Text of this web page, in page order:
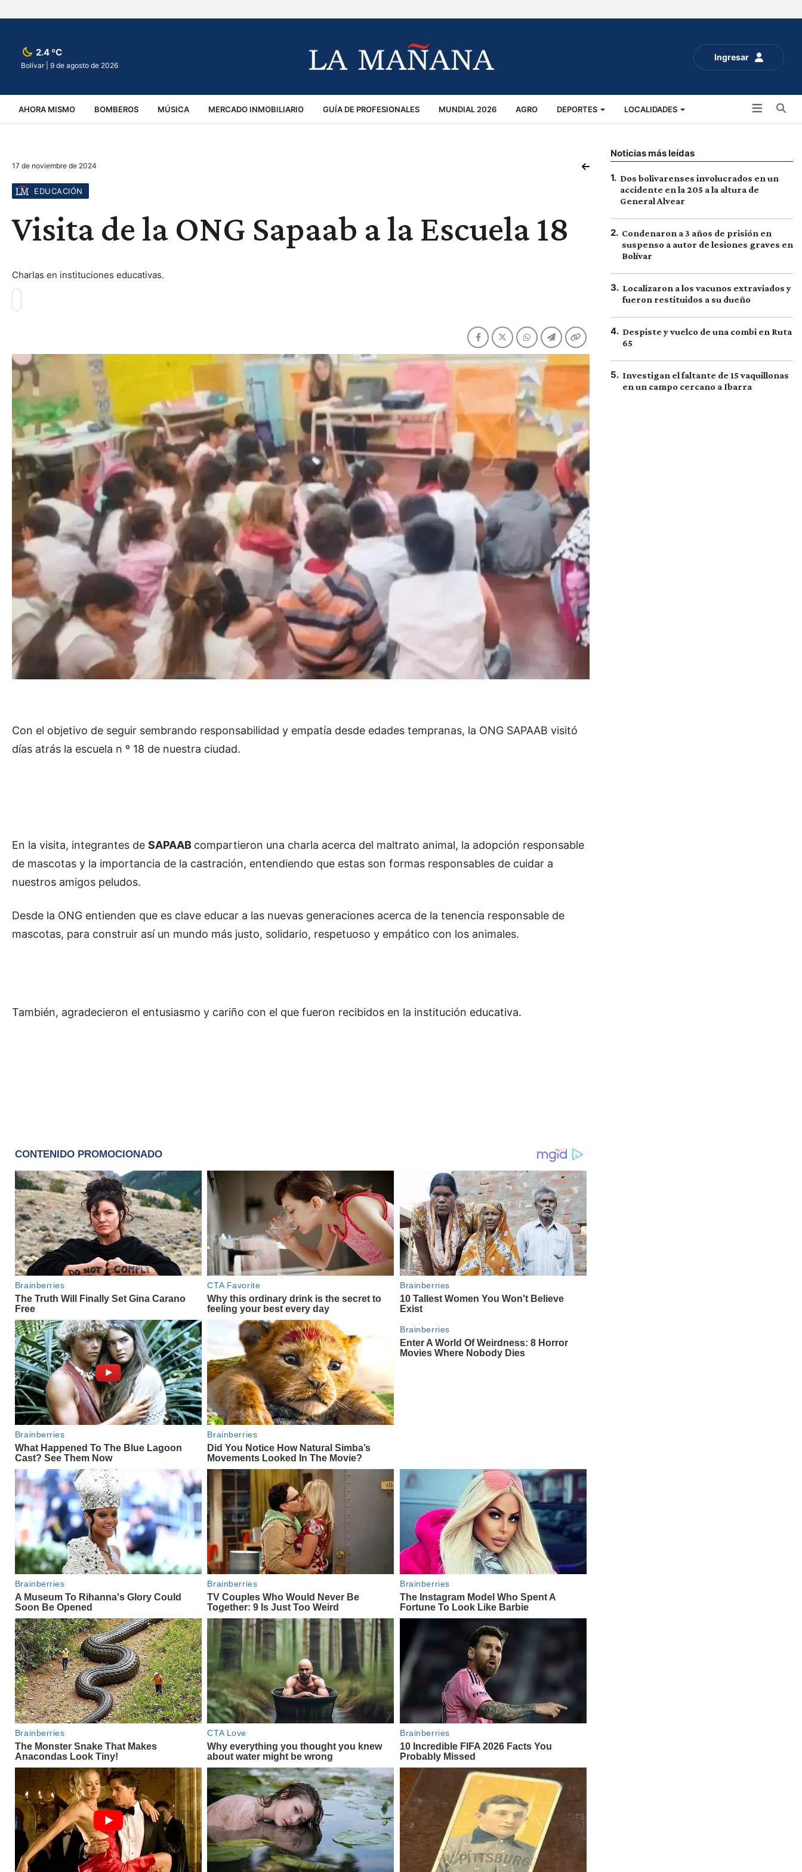
Ingresar
2.4 ºC
Bolívar | 9 de agosto de 2026
AHORA MISMO BOMBEROS MÚSICA MERCADO INMOBILIARIO GUÍA DE PROFESIONALES MUNDIAL 2026 AGRO DEPORTES LOCALIDADES
VIRALES ACCIDENTES
17 de noviembre de 2024
EDUCACIÓN
Visita de la ONG Sapaab a la Escuela 18
Charlas en instituciones educativas.
Con el objetivo de seguir sembrando responsabilidad y empatía desde edades tempranas, la ONG SAPAAB visitó
días atrás la escuela n º 18 de nuestra ciudad.
En la visita, integrantes de SAPAAB compartieron una charla acerca del maltrato animal, la adopción responsable
de mascotas y la importancia de la castración, entendiendo que estas son formas responsables de cuidar a
nuestros amigos peludos.
Desde la ONG entienden que es clave educar a las nuevas generaciones acerca de la tenencia responsable de
mascotas, para construir así un mundo más justo, solidario, respetuoso y empático con los animales.
También, agradecieron el entusiasmo y cariño con el que fueron recibidos en la institución educativa.
Noticias más leídas
1. Dos bolivarenses involucrados en un
accidente en la 205 a la altura de
General Alvear
2. Condenaron a 3 años de prisión en
suspenso a autor de lesiones graves en
Bolívar
3. Localizaron a los vacunos extraviados y
fueron restituidos a su dueño
4. Despiste y vuelco de una combi en Ruta
65
5. Investigan el faltante de 15 vaquillonas
en un campo cercano a Ibarra